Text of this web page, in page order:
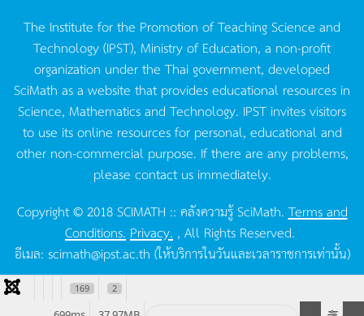
The Institute for the Promotion of Teaching Science and
Technology (IPST), Ministry of Education, a non-profit
organization under the Thai government, developed
SciMath as a website that provides educational resources in
Science, Mathematics and Technology. IPST invites visitors
to use its online resources for personal, educational and
other non-commercial purpose. If there are any problems,
please contact us immediately.
Copyright © 2018 SCIMATH :: คลังความรู้ SciMath.Terms and
Conditions. Privacy. , All Rights Reserved.
อีเมล: scimath@ipst.ac.th (ให้บริการในวันและเวลาราชการเท่านั้น)
169 2